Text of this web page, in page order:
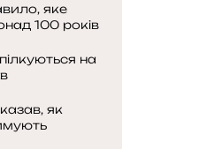
яке
100 років
на
як